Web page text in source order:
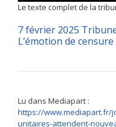
Le texte complet de la
7 février 2025
L’émotion de censure
Lu dans Mediapart :
https://www.mediapart.fr/
unitaires-attendent-